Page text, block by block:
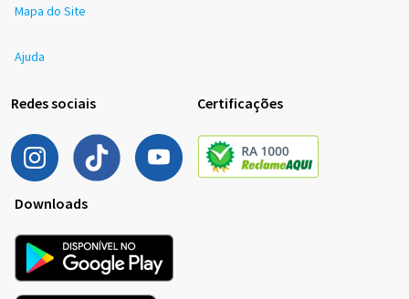
Mapa do Site
Ajuda
Redes sociais Certificações
Downloads